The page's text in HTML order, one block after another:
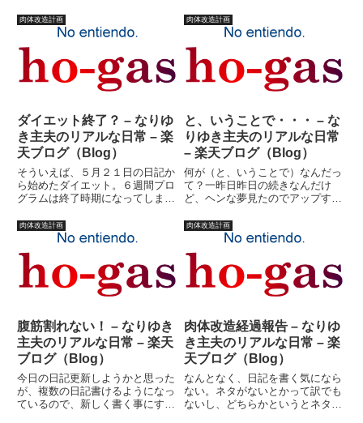
エクササイズをこなし、サウナに
入って体重計に乗ってみる
と・・・７６･０キロ。これはお
かしい。昨日は既に二日酔いから
立ち直り...
クラブ行くか！ という日記を書
いたのが去年の９月３０日。ま、
いろいろあって、（救急車呼んだ
り・・・）禁煙はなんとかクリ
ア。そ...
肉体改造計画
ダイエット終了？ – なりゆ
き主夫のリアルな日常 – 楽
天ブログ（Blog）
そういえば、５月２１日の日記か
ら始めたダイエット。６週間プロ
グラムは終了時期になってしまっ
現在の体重。７９キロ。ブログラ
ンキングです。真面目にダイエッ
トしろよ！って思う方は、クリッ
クしといてくださいね。すみま
せ...
肉体改造計画
と、いうことで・・・ – な
りゆき主夫のリアルな日常
– 楽天ブログ（Blog）
何が（と、いうことで）なんだっ
て？一昨日昨日の続きなんだけ
ど、ヘンな夢見たのでアップする
にしているからといって、中身の
ある話ではありませんが・・・と
りあえず書いてあったので、もっ
たいないからＵＰしようかと。
と、...
肉体改造計画
腹筋割れない！ – なりゆき
主夫のリアルな日常 – 楽天
ブログ（Blog）
今日の日記更新しようかと思った
が、複数の日記書けるようになっ
ているので、新しく書く事にす
肉体改造計画
肉体改造経過報告 – なりゆ
き主夫のリアルな日常 – 楽
天ブログ（Blog）
なんとなく、日記を書く気になら
ない。ネタがないとかって訳でも
ないし、どちらかというとネタが